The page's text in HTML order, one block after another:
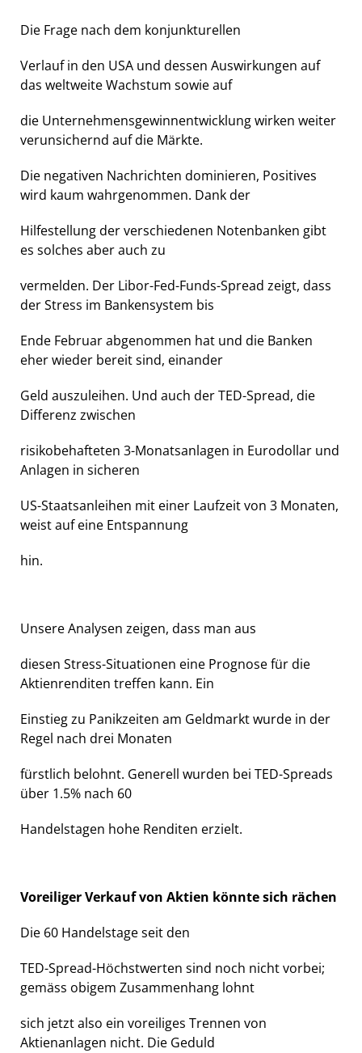
Die Frage nach dem konjunkturellen
Verlauf in den USA und dessen Auswirkungen auf
das weltweite Wachstum sowie auf
die Unternehmensgewinnentwicklung wirken weiter
verunsichernd auf die Märkte.
Die negativen Nachrichten dominieren, Positives
wird kaum wahrgenommen. Dank der
Hilfestellung der verschiedenen Notenbanken gibt
es solches aber auch zu
vermelden. Der Libor-Fed-Funds-Spread zeigt, dass
der Stress im Bankensystem bis
Ende Februar abgenommen hat und die Banken
eher wieder bereit sind, einander
Geld auszuleihen. Und auch der TED-Spread, die
Differenz zwischen
risikobehafteten 3-Monatsanlagen in Eurodollar und
Anlagen in sicheren
US-Staatsanleihen mit einer Laufzeit von 3 Monaten,
weist auf eine Entspannung
hin.
Unsere Analysen zeigen, dass man aus
diesen Stress-Situationen eine Prognose für die
Aktienrenditen treffen kann. Ein
Einstieg zu Panikzeiten am Geldmarkt wurde in der
Regel nach drei Monaten
fürstlich belohnt. Generell wurden bei TED-Spreads
über 1.5% nach 60
Handelstagen hohe Renditen erzielt.
Voreiliger Verkauf von Aktien könnte sich rächen
Die 60 Handelstage seit den
TED-Spread-Höchstwerten sind noch nicht vorbei;
gemäss obigem Zusammenhang lohnt
sich jetzt also ein voreiliges Trennen von
Aktienanlagen nicht. Die Geduld